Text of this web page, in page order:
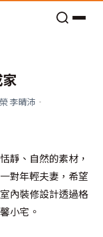
李晴沛 ·
靜、自然的素材，
對年輕夫妻，希望
內裝修設計透過格
小宅。